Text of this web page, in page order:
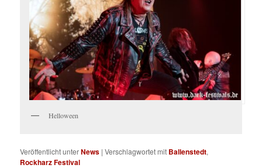
Helloween
Veröffentlicht unterNews |Verschlagwortet mit Ballenstedt,
Rockharz Festival